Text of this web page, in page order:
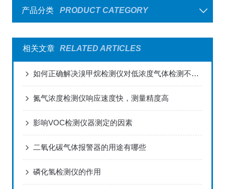
产品分类 PRODUCT CATEGORY
相关文章 RELATED ARTICLES
如何正确解决溴甲烷检测仪对低浓度气体检测不出来的问题？
氮气浓度检测仪响应速度快，测量精度高
影响VOC检测仪器测定的因素
二氧化碳气体报警器的用途有哪些
磷化氢检测仪的作用